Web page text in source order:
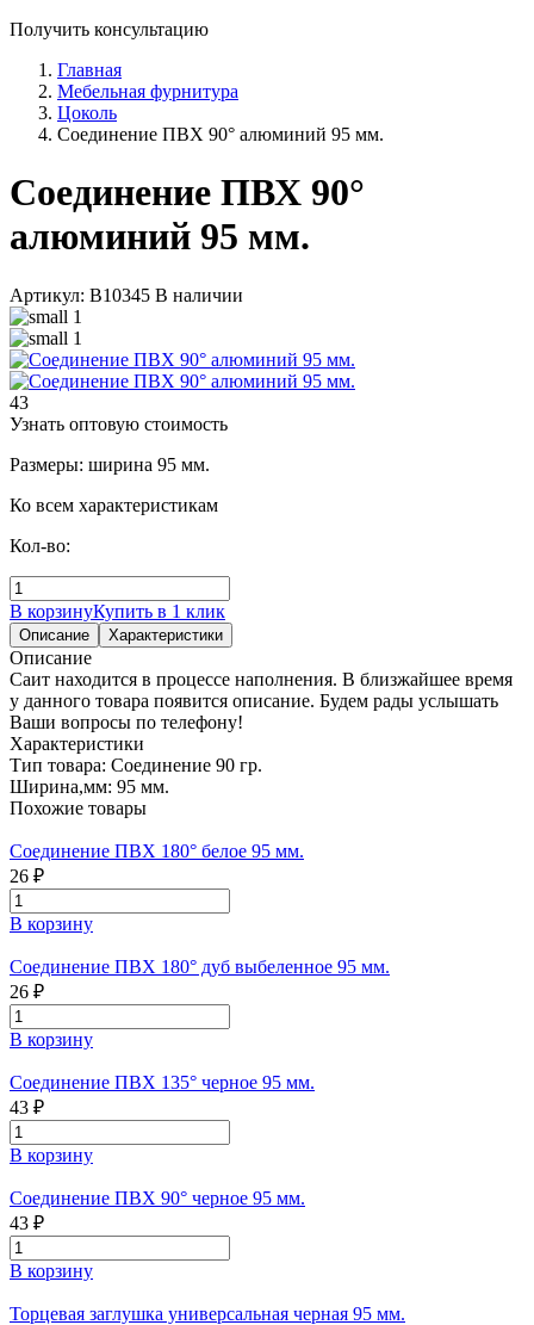
Получить консультацию
Главная
Мебельная фурнитура
Цоколь
Соединение ПВХ 90° алюминий 95 мм.
Соединение ПВХ 90°
алюминий 95 мм.
Артикул: В10345 В наличии
43
Узнать оптовую стоимость
Размеры: ширина 95 мм.
Ко всем характеристикам
Кол-во:
В корзинуКупить в 1 клик
Описание Характеристики
Описание
Саит находится в процессе наполнения. В близжайшее время
у данного товара появится описание. Будем рады услышать
Ваши вопросы по телефону!
Характеристики
Тип товара: Соединение 90 гр.
Ширина,мм: 95 мм.
Похожие товары
Соединение ПВХ 180° белое 95 мм.
26 ₽
В корзину
Соединение ПВХ 180° дуб выбеленное 95 мм.
26 ₽
В корзину
Соединение ПВХ 135° черное 95 мм.
43 ₽
В корзину
Соединение ПВХ 90° черное 95 мм.
43 ₽
В корзину
Торцевая заглушка универсальная черная 95 мм.